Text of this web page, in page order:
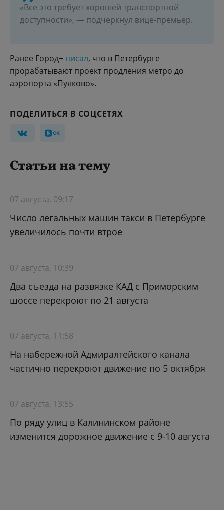
«Все это требует хорошей транспортной
доступности», — подчеркнул вице-премьер.
Ранее Город+ писал, что в Петербурге
прорабатывают проект продления метро до
аэропорта «Пулково».
ПОДЕЛИТЬСЯ В СОЦСЕТЯХ
Статьи на тему
07 августа, 09:17
Число легальных машин такси в Петербурге
увеличилось почти втрое
07 августа, 10:39
Два съезда на развязке КАД с Приморским
шоссе перекроют по 21 августа
07 августа, 11:58
На набережной Адмиралтейского канала
частично перекроют движение по 5 октября
07 августа, 13:55
По ряду улиц в Калининском районе
изменится дорожное движение с 9-10 августа